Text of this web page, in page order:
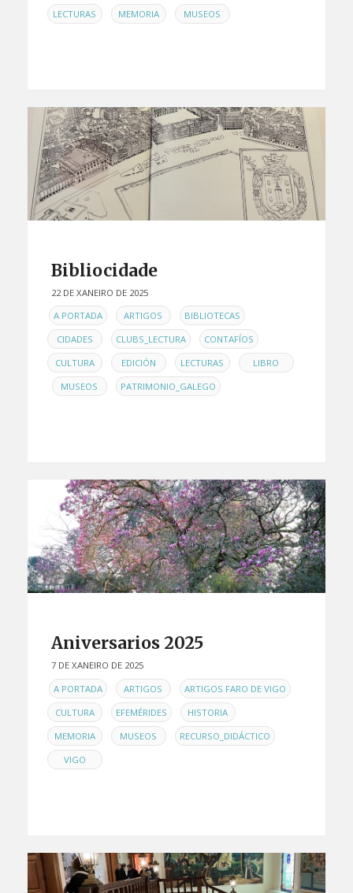
LECTURAS , MEMORIA , MUSEOS
Bibliocidade
22 DE XANEIRO DE 2025
ENA PORTADA , ARTIGOS , BIBLIOTECAS ,
CIDADES , CLUBS_LECTURA , CONTAFÍOS ,
CULTURA , EDICIÓN , LECTURAS ,
LIBRO
MUSEOS , PATRIMONIO_GALEGO
Aniversarios 2025
7 DE XANEIRO DE 2025
ENA PORTADA , ARTIGOS , ARTIGOS FARO DE VIGO ,
CULTURA , EFEMÉRIDES , HISTORIA ,
MEMORIA , MUSEOS , RECURSO_DIDÁCTICO ,
VIGO